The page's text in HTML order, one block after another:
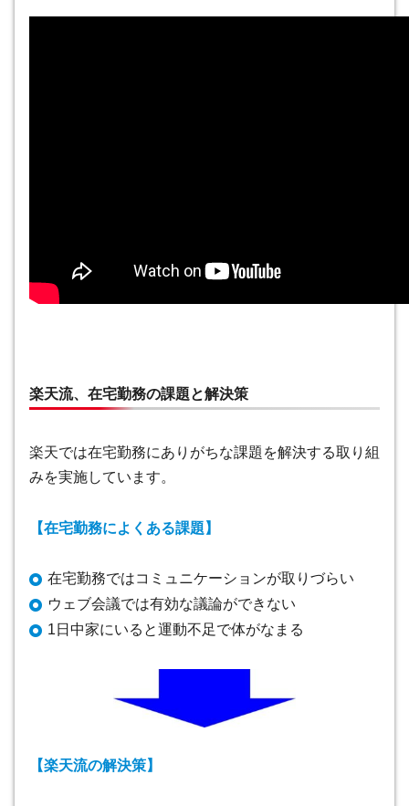
楽天流、在宅勤務の課題と解決策
楽天では在宅勤務にありがちな課題を解決する取り組
みを実施しています。
【在宅勤務によくある課題】
在宅勤務ではコミュニケーションが取りづらい
ウェブ会議では有効な議論ができない
1日中家にいると運動不足で体がなまる
【楽天流の解決策】